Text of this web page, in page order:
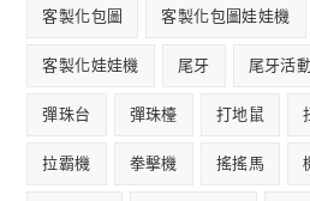
客製化包圖 客製化包圖娃娃機
客製化娃娃機 尾牙 尾牙活
彈珠台 彈珠檯 打地鼠
拉霸機 拳擊機 搖搖馬